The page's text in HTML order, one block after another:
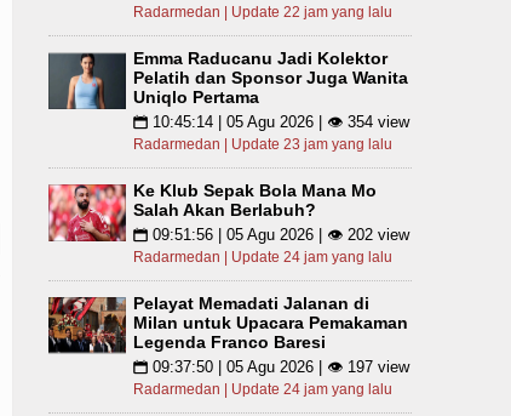
Radarmedan | Update 22 jam yang lalu
Emma Raducanu Jadi Kolektor
Pelatih dan Sponsor Juga Wanita
Uniqlo Pertama
📅 10:45:14 | 05 Agu 2026 | 👁 354 view
Radarmedan | Update 23 jam yang lalu
Ke Klub Sepak Bola Mana Mo
Salah Akan Berlabuh?
📅 09:51:56 | 05 Agu 2026 | 👁 202 view
Radarmedan | Update 24 jam yang lalu
Pelayat Memadati Jalanan di
Milan untuk Upacara Pemakaman
Legenda Franco Baresi
📅 09:37:50 | 05 Agu 2026 | 👁 197 view
Radarmedan | Update 24 jam yang lalu